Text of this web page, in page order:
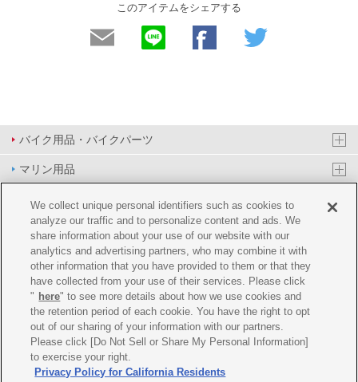
このアイテムをシェアする
バイク用品・バイクパーツ
マリン用品
PAS/YPJ用品
その他用品
イベント&エンターテイメント
オンラインショップ
企業情報
推薦環境 プライバシーポリシー
We collect unique personal identifiers such as cookies to
analyze our traffic and to personalize content and ads. We
share information about your use of our website with our
analytics and advertising partners, who may combine it with
other information that you have provided to them or that they
have collected from your use of their services. Please click
" here" to see more details about how we use cookies and
the retention period of each cookie. You have the right to opt
out of our sharing of your information with our partners.
Please click [Do Not Sell or Share My Personal Information]
to exercise your right.
Privacy Policy for California Residents